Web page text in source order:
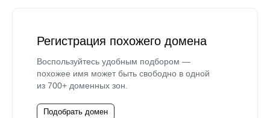
Регистрация похожего домена
Воспользуйтесь удобным подбором —
похожее имя может быть свободно в одной
из 700+ доменных зон.
Подобрать домен